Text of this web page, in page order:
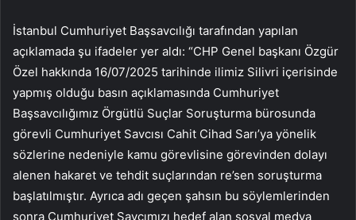
İstanbul Cumhuriyet Başsavcılığı tarafından yapılan
açıklamada şu ifadeler yer aldı: “CHP Genel başkanı Özgür
Özel hakkında 16/07/2025 tarihinde ilimiz Silivri içerisinde
yapmış olduğu basın açıklamasında Cumhuriyet
Başsavcılığımız Örgütlü Suçlar Soruşturma bürosunda
görevli Cumhuriyet Savcısı Cahit Cihad Sarı’ya yönelik
sözlerine nedeniyle kamu görevlisine görevinden dolayı
alenen hakaret ve tehdit suçlarından re’sen soruşturma
başlatılmıştır. Ayrıca adı geçen şahsın bu söylemlerinden
sonra Cumhuriyet Savcımızı hedef alan sosyal medya